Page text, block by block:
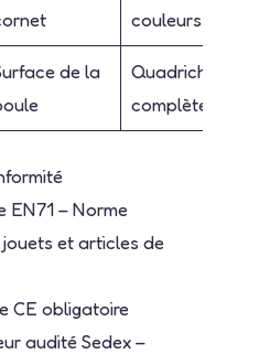
couleurs
de la
Quadrichromie
complète
EN71 – Norme
et articles de
CE obligatoire
audité Sedex –